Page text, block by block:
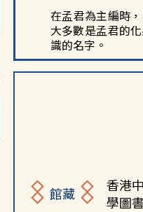
在孟君為主編時
大多數是孟君的
識的名字。
館藏
香港
學圖